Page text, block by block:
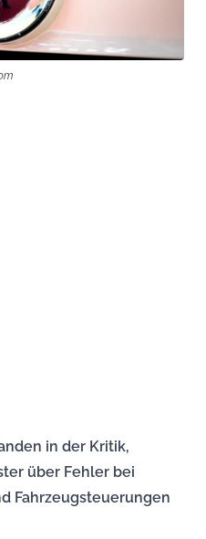
in der Kritik,
über Fehler bei
Fahrzeugsteuerungen